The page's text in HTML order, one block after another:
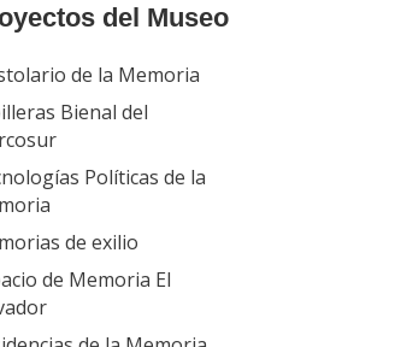
del Museo
de la Memoria
Bienal del
Políticas de la
de exilio
de Memoria El